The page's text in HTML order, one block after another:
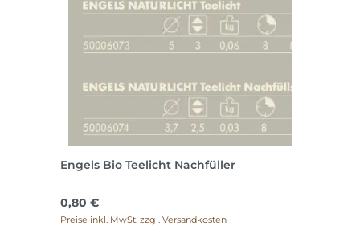
Engels Bio Teelicht Nachfüller
Regulärer Preis:
0,80 €
Preise inkl. MwSt. zzgl. Versandkosten